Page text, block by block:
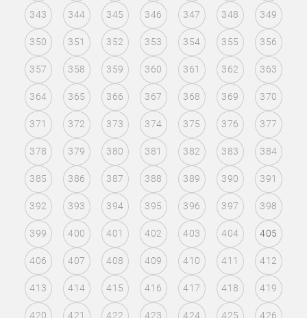
343 344 345 346 347 348 349
350 351 352 353 354 355 356
357 358 359 360 361 362 363
364 365 366 367 368 369 370
371 372 373 374 375 376 377
378 379 380 381 382 383 384
385 386 387 388 389 390 391
392 393 394 395 396 397 398
399 400 401 402 403 404 405
406 407 408 409 410 411 412
413 414 415 416 417 418 419
420 421 422 423 424 425 426